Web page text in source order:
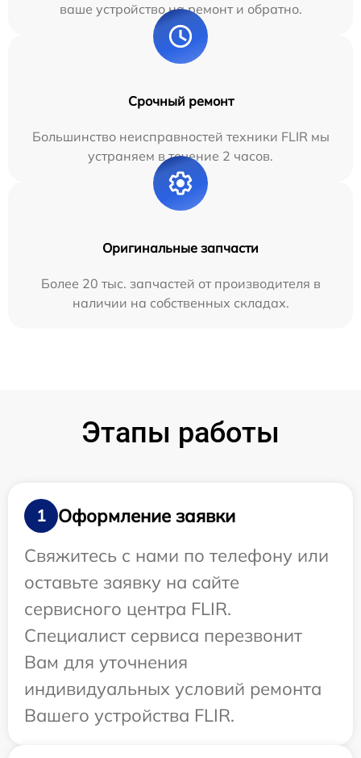
ваше устройство на ремонт и обратно.
Срочный ремонт
Большинство неисправностей техники FLIR мы
устраняем в течение 2 часов.
Оригинальные запчасти
Более 20 тыс. запчастей от производителя в
наличии на собственных складах.
Этапы работы
1
Оформление заявки
Свяжитесь с нами по телефону или
оставьте заявку на сайте
сервисного центра FLIR.
Специалист сервиса перезвонит
Вам для уточнения
индивидуальных условий ремонта
Вашего устройства FLIR.